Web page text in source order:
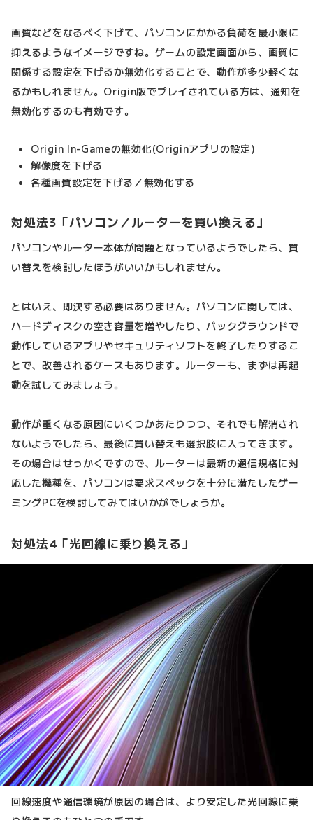
画質などをなるべく下げて、パソコンにかかる負荷を最小限に
抑えるようなイメージですね。ゲームの設定画面から、画質に
関係する設定を下げるか無効化することで、動作が多少軽くな
るかもしれません。Origin版でプレイされている方は、通知を
無効化するのも有効です。
Origin In-Gameの無効化(Originアプリの設定)
解像度を下げる
各種画質設定を下げる／無効化する
対処法3「パソコン／ルーターを買い換える」
パソコンやルーター本体が問題となっているようでしたら、買
い替えを検討したほうがいいかもしれません。
とはいえ、即決する必要はありません。パソコンに関しては、
ハードディスクの空き容量を増やしたり、バックグラウンドで
動作しているアプリやセキュリティソフトを終了したりするこ
とで、改善されるケースもあります。ルーターも、まずは再起
動を試してみましょう。
動作が重くなる原因にいくつかあたりつつ、それでも解消され
ないようでしたら、最後に買い替えも選択肢に入ってきます。
その場合はせっかくですので、ルーターは最新の通信規格に対
応した機種を、パソコンは要求スペックを十分に満たしたゲー
ミングPCを検討してみてはいかがでしょうか。
対処法4「光回線に乗り換える」
回線速度や通信環境が原因の場合は、より安定した光回線に乗